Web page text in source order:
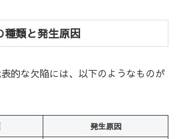
種類と発生原因
的な欠陥には、以下のようなものが
発生原因